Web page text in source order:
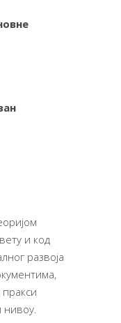
и код
развоја
нивоу.